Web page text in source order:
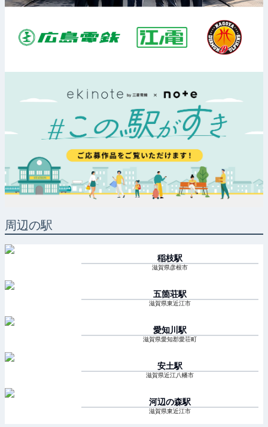
周辺の駅
稲枝駅
滋賀県彦根市
五箇荘駅
滋賀県東近江市
愛知川 駅
滋賀県愛知郡愛荘町
安土駅
滋賀県近江八幡市
河辺の森駅
滋賀県東近江市